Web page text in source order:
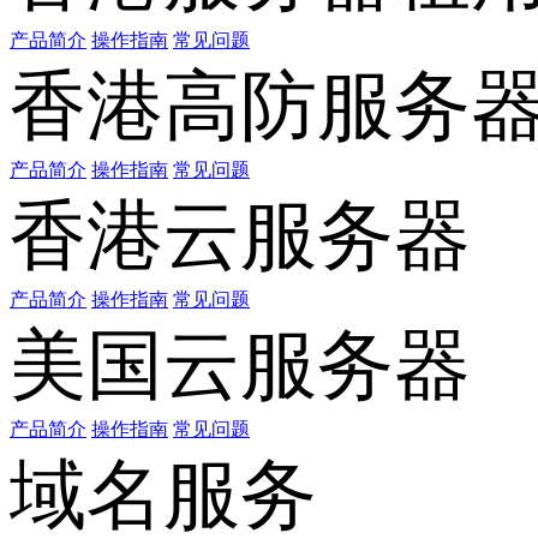
产品简介 操作指南 常见问题
香港高防服务
产品简介 操作指南 常见问题
香港云服务器
产品简介 操作指南 常见问题
美国云服务器
产品简介 操作指南 常见问题
域名服务